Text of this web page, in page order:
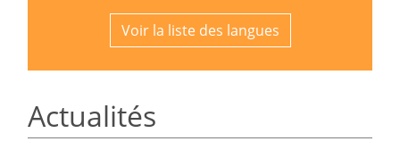
Voir la liste des langues
Actualités